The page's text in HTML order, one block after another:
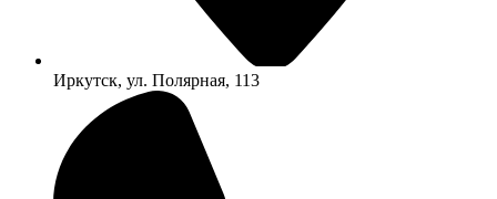
Иркутск, ул. Полярная, 113